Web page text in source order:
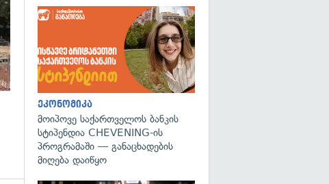
ეკონომიკა
მოიპოვე საქართველოს ბანკის
სტიპენდია CHEVENING-ის
პროგრამაში — განაცხადების
მიღება დაიწყო